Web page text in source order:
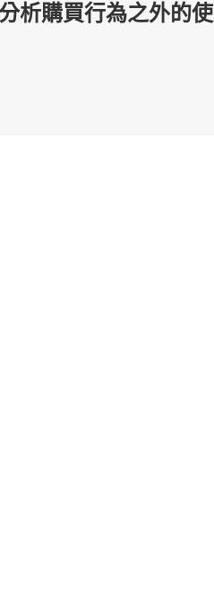
析購買行為之外的使